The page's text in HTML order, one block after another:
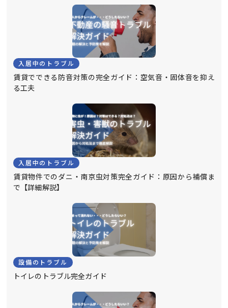
入居中のトラブル
賃貸でできる防音対策の完全ガイド：空気音・固体音を抑え
る工夫
入居中のトラブル
賃貸物件でのダニ・南京虫対策完全ガイド：原因から補償ま
で【詳細解説】
設備のトラブル
トイレのトラブル完全ガイド